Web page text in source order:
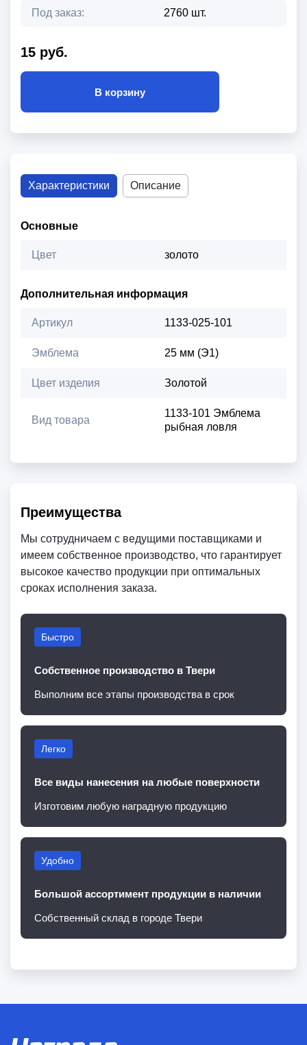
Под заказ: 2760 шт.
15 руб.
В корзину
Характеристики Описание
Основные
Цвет золото
Дополнительная информация
Артикул 1133-025-101
Эмблема 25 мм (Э1)
Цвет изделия Золотой
Вид товара
1133-101 Эмблема
рыбная ловля
Преимущества
Мы сотрудничаем с ведущими поставщиками и
имеем собственное производство, что гарантирует
высокое качество продукции при оптимальных
сроках исполнения заказа.
Быстро
Собственное производство в Твери
Выполним все этапы производства в срок
Легко
Все виды нанесения на любые поверхности
Изготовим любую наградную продукцию
Удобно
Большой ассортимент продукции в наличии
Собственный склад в городе Твери